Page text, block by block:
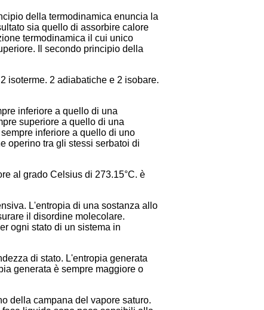
della termodinamica enuncia la
sia quello di assorbire calore
termodinamica il cui unico
Il secondo principio della
isoterme. 2 adiabatiche e 2 isobare.
inferiore a quello di una
superiore a quello di una
inferiore a quello di uno
operino tra gli stessi serbatoi di
al grado Celsius di 273.15°C. è
L'entropia di una sostanza allo
il disordine molecolare.
ogni stato di un sistema in
di stato. L'entropia generata
generata è sempre maggiore o
della campana del vapore saturo.